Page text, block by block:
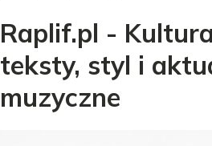
Raplif.pl -
teksty, styl i
muzyczne